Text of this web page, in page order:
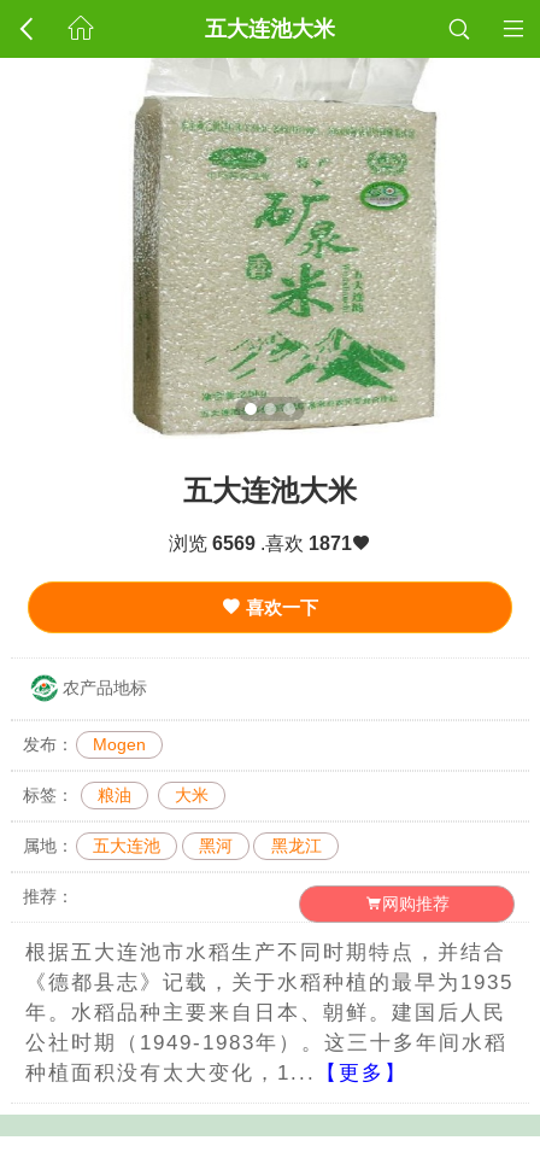
五大连池大米
五大连池大米
浏览 6569 .喜欢 1871
喜欢一下
农产品地标
发布： Mogen
标签： 粮油 大米
属地： 五大连池 黑河 黑龙江
推荐： 网购推荐
根据五大连池市水稻生产不同时期特点，并结合
《德都县志》记载，关于水稻种植的最早为1935
年。水稻品种主要来自日本、朝鲜。建国后人民
公社时期（1949-1983年）。这三十多年间水稻
种植面积没有太大变化，1...
【更多】